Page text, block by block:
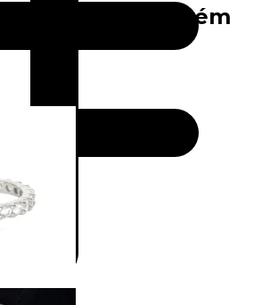
produto também